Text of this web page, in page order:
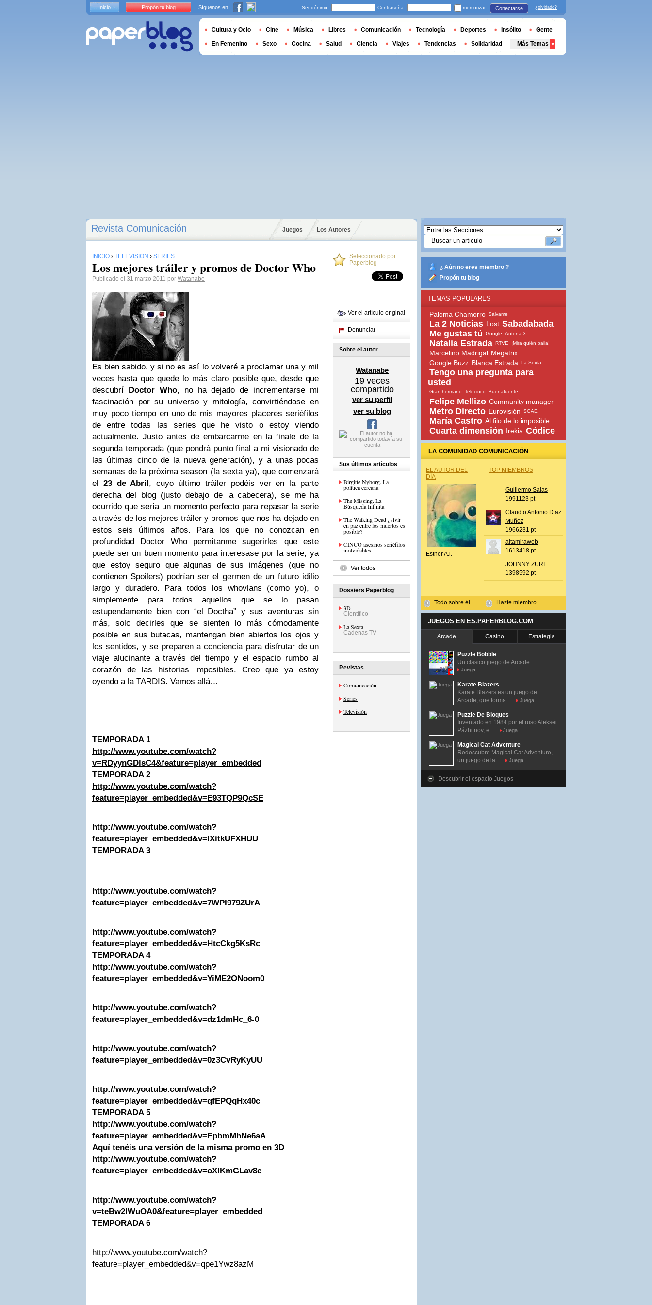
Revista Comunicación Juegos Los Autores
INICIO › TELEVISIÓN › SERIES
Los mejores tráiler y promos de Doctor Who
Publicado el 31 marzo 2011 por Watanabe
Es bien sabido, y si no es así lo volveré a proclamar una y mil
veces hasta que quede lo más claro posible que, desde que
descubrí Doctor Who, no ha dejado de incrementarse mi
fascinación por su universo y mitología, convirtiéndose en
muy poco tiempo en uno de mis mayores placeres seriéfilos
de entre todas las series que he visto o estoy viendo
actualmente. Justo antes de embarcarme en la finale de la
segunda temporada (que pondrá punto final a mi visionado de
las últimas cinco de la nueva generación), y a unas pocas
semanas de la próxima season (la sexta ya), que comenzará
el 23 de Abril, cuyo último tráiler podéis ver en la parte
derecha del blog (justo debajo de la cabecera), se me ha
ocurrido que sería un momento perfecto para repasar la serie
a través de los mejores tráiler y promos que nos ha dejado en
estos seis últimos años. Para los que no conozcan en
profundidad Doctor Who permítanme sugerirles que este
puede ser un buen momento para interesase por la serie, ya
que estoy seguro que algunas de sus imágenes (que no
contienen Spoilers) podrían ser el germen de un futuro idilio
largo y duradero. Para todos los whovians (como yo), o
simplemente para todos aquellos que se lo pasan
estupendamente bien con “el Doctha” y sus aventuras sin
más, solo decirles que se sienten lo más cómodamente
posible en sus butacas, mantengan bien abiertos los ojos y
los sentidos, y se preparen a conciencia para disfrutar de un
viaje alucinante a través del tiempo y el espacio rumbo al
corazón de las historias imposibles. Creo que ya estoy
oyendo a la TARDIS. Vamos allá…
TEMPORADA 1
http://www.youtube.com/watch?
v=RDyynGDlsC4&feature=player_embedded
TEMPORADA 2
http://www.youtube.com/watch?
feature=player_embedded&v=E93TQP9QcSE
http://www.youtube.com/watch?
feature=player_embedded&v=lXitkUFXHUU
TEMPORADA 3
http://www.youtube.com/watch?
feature=player_embedded&v=7WPI979ZUrA
http://www.youtube.com/watch?
feature=player_embedded&v=HtcCkg5KsRc
TEMPORADA 4
http://www.youtube.com/watch?
feature=player_embedded&v=YiME2ONoom0
http://www.youtube.com/watch?
feature=player_embedded&v=dz1dmHc_6-0
http://www.youtube.com/watch?
feature=player_embedded&v=0z3CvRyKyUU
http://www.youtube.com/watch?
feature=player_embedded&v=qfEPQqHx40c
TEMPORADA 5
http://www.youtube.com/watch?
feature=player_embedded&v=EpbmMhNe6aA
Aquí tenéis una versión de la misma promo en 3D
http://www.youtube.com/watch?
feature=player_embedded&v=oXlKmGLav8c
http://www.youtube.com/watch?
v=teBw2IWuOA0&feature=player_embedded
TEMPORADA 6
http://www.youtube.com/watch?
feature=player_embedded&v=qpe1Ywz8azM
Seleccionado por
Paperblog
Ver el artículo original
Denunciar
Sobre el autor
Watanabe
19 veces
compartido
ver su perfil
ver su blog
Sus últimos artículos
Birgitte Nyborg. La
política cercana
The Missing. La
Búsqueda Infinita
The Walking Dead ¿vivir
en paz entre los muertos es
posible?
CINCO asesinos seriéfilos
inolvidables
Ver todos
Dossiers Paperblog
3D
Científico
La Sexta
Cadenas TV
Revistas
Comunicación
Series
Televisión
¿ Aún no eres miembro ?
Propón tu blog
TEMAS POPULARES
Paloma Chamorro Sálvame
La 2 Noticias Lost Sabadabada
Me gustas tú
Google Antena 3
Natalia Estrada RTVE ¡Mira quién baila!
Marcelino Madrigal Megatrix
Google Buzz Blanca Estrada La Sexta
Tengo una pregunta para
usted
Gran hermano Telecinco Buenafuente
Felipe Mellizo Community manager
Metro Directo Eurovisión SGAE
María Castro Al filo de lo imposible
Cuarta dimensión Irekia Códice
LA COMUNIDAD COMUNICACIÓN
EL AUTOR DEL
DÍA
Esther A.l.
Todo sobre él
TOP MIEMBROS
Guillermo Salas
1991123 pt
Claudio Antonio Diaz
Muñoz
1966231 pt
altamiraweb
1613418 pt
JOHNNY ZURI
1398592 pt
Hazte miembro
JUEGOS EN ES.PAPERBLOG.COM
Arcade Casino Estrategia
Puzzle Bobble
Un clásico juego de Arcade. ......
Juega
Karate Blazers
Karate Blazers es un juego de
Arcade, que forma......
Juega
Puzzle De Bloques
Inventado en 1984 por el ruso Alekséi
Pázhitnov, e......
Juega
Magical Cat Adventure
Redescubre Magical Cat Adventure,
un juego de la......
Juega
Descubrir el espacio Juegos
Inicio Propón tu blog Síguenos en Seudónimo Contraseña memorizar Conectarse ¿olvidado?
Cultura y Ocio Cine Música Libros Comunicación Tecnología Deportes Insólito Gente
En Femenino Sexo Cocina Salud Ciencia Viajes Tendencias Solidaridad Más Temas